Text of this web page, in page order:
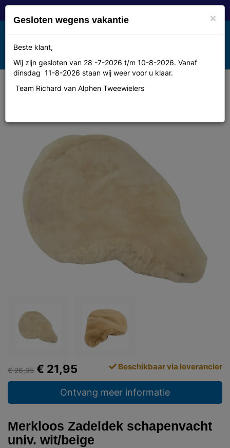
Toggle
navigation
MENU
Merkloos Zadeldek schapenvacht
€ 26,95 € 21,95 Beschikbaar via leverancier
Ontvang meer informatie
Merkloos Zadeldek schapenvacht
univ. wit/beige
×
Gesloten wegens vakantie
Beste klant,
Wij zijn gesloten van 28 -7-2026 t/m 10-8-2026. Vanaf
dinsdag 11-8-2026 staan wij weer voor u klaar.
Team Richard van Alphen Tweewielers